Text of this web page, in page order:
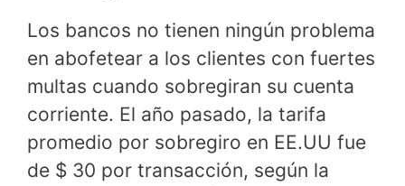
Los bancos no tienen ningún problema
en abofetear a los clientes con fuertes
multas cuando sobregiran su cuenta
corriente. El año pasado, la tarifa
promedio por sobregiro en EE.UU fue
de $ 30 por transacción, según la